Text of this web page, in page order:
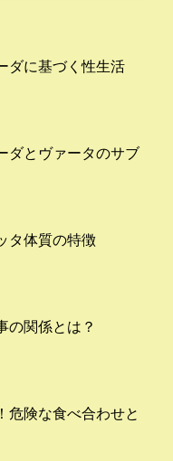
ダに基づく性生活
ダとヴァータのサブ
タ体質の特徴
の関係とは？
危険な食べ合わせと